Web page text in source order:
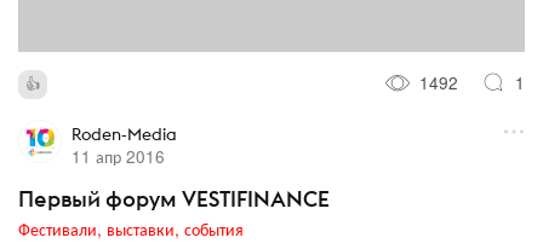
1492 1
Roden-Media
11 апр 2016
Первый форум VESTIFINANCE
Фестивали, выставки, события